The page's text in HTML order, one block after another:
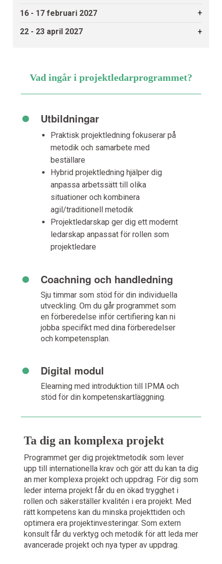
16 - 17 februari 2027
+
22 - 23 april 2027
+
Vad ingår i projektledarprogrammet?
• Utbildningar
Praktisk projektledning fokuserar på
metodik och samarbete med
beställare
Hybrid projektledning hjälper dig
anpassa arbetssätt till olika
situationer och kombinera
agil/traditionell metodik
Projektledarskap ger dig ett modernt
ledarskap anpassat för rollen som
projektledare
• Coachning och handledning
Sju timmar som stöd för din individuella
utveckling. Om du går programmet som
en förberedelse inför certifiering kan ni
jobba specifikt med dina förberedelser
och kompetensplan.
• Digital modul
Elearning med introduktion till IPMA och
stöd för din kompetenskartläggning.
Ta dig an komplexa projekt
Programmet ger dig projektmetodik som lever
upp till internationella krav och gör att du kan ta dig
an mer komplexa projekt och uppdrag. För dig som
leder interna projekt får du en ökad trygghet i
rollen och säkerställer kvalitén i era projekt. Med
rätt kompetens kan du minska projekttiden och
optimera era projektinvesteringar. Som extern
konsult får du verktyg och metodik för att leda mer
avancerade projekt och nya typer av uppdrag.